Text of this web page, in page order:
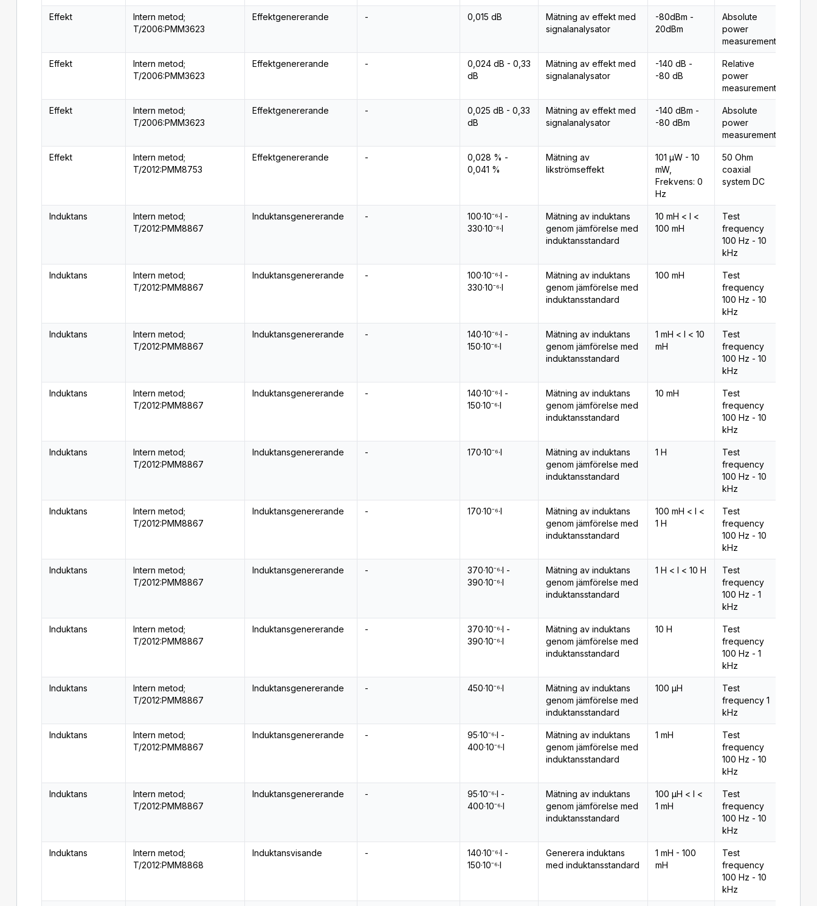
Effekt
Intern metod;
T/2006:PMM3623
Effektgenererande - 0,015 dB
Mätning av effekt med
signalanalysator
-80dBm -
20dBm
Absolute
power
measurement
Effekt
Intern metod;
T/2006:PMM3623
Effektgenererande -
0,024 dB - 0,33
dB
Mätning av effekt med
signalanalysator
-140 dB -
-80 dB
Relative
power
measurement
Effekt
Intern metod;
T/2006:PMM3623
Effektgenererande -
0,025 dB - 0,33
dB
Mätning av effekt med
signalanalysator
-140 dBm -
-80 dBm
Absolute
power
measurement
Effekt
Intern metod;
T/2012:PMM8753
Effektgenererande -
0,028 % -
0,041 %
Mätning av
likströmseffekt
101 µW - 10
mW,
Frekvens: 0
Hz
50 Ohm
coaxial
system DC
Induktans
Intern metod;
T/2012:PMM8867
Induktansgenererande -
100·10⁻⁶·l -
330·10⁻⁶·l
Mätning av induktans
genom jämförelse med
induktansstandard
10 mH < l <
100 mH
Test
frequency
100 Hz - 10
kHz
Induktans
Intern metod;
T/2012:PMM8867
Induktansgenererande -
100·10⁻⁶·l -
330·10⁻⁶·l
Mätning av induktans
genom jämförelse med
induktansstandard
100 mH
Test
frequency
100 Hz - 10
kHz
Induktans
Intern metod;
T/2012:PMM8867
Induktansgenererande -
140·10⁻⁶·l -
150·10⁻⁶·l
Mätning av induktans
genom jämförelse med
induktansstandard
1 mH < l < 10
mH
Test
frequency
100 Hz - 10
kHz
Induktans
Intern metod;
T/2012:PMM8867
Induktansgenererande -
140·10⁻⁶·l -
150·10⁻⁶·l
Mätning av induktans
genom jämförelse med
induktansstandard
10 mH
Test
frequency
100 Hz - 10
kHz
Induktans
Intern metod;
T/2012:PMM8867
Induktansgenererande - 170·10⁻⁶·l
Mätning av induktans
genom jämförelse med
induktansstandard
1 H
Test
frequency
100 Hz - 10
kHz
Induktans
Intern metod;
T/2012:PMM8867
Induktansgenererande - 170·10⁻⁶·l
Mätning av induktans
genom jämförelse med
induktansstandard
100 mH < l <
1 H
Test
frequency
100 Hz - 10
kHz
Induktans
Intern metod;
T/2012:PMM8867
Induktansgenererande -
370·10⁻⁶·l -
390·10⁻⁶·l
Mätning av induktans
genom jämförelse med
induktansstandard
1 H < l < 10 H
Test
frequency
100 Hz - 1
kHz
Induktans
Intern metod;
T/2012:PMM8867
Induktansgenererande -
370·10⁻⁶·l -
390·10⁻⁶·l
Mätning av induktans
genom jämförelse med
induktansstandard
10 H
Test
frequency
100 Hz - 1
kHz
Induktans
Intern metod;
T/2012:PMM8867
Induktansgenererande - 450·10⁻⁶·l
Mätning av induktans
genom jämförelse med
induktansstandard
100 µH
Test
frequency 1
kHz
Induktans
Intern metod;
T/2012:PMM8867
Induktansgenererande -
95·10⁻⁶·l -
400·10⁻⁶·l
Mätning av induktans
genom jämförelse med
induktansstandard
1 mH
Test
frequency
100 Hz - 10
kHz
Induktans
Intern metod;
T/2012:PMM8867
Induktansgenererande -
95·10⁻⁶·l -
400·10⁻⁶·l
Mätning av induktans
genom jämförelse med
induktansstandard
100 µH < l <
1 mH
Test
frequency
100 Hz - 10
kHz
Induktans
Intern metod;
T/2012:PMM8868
Induktansvisande -
140·10⁻⁶·l -
150·10⁻⁶·l
Generera induktans
med induktansstandard
1 mH - 100
mH
Test
frequency
100 Hz - 10
kHz